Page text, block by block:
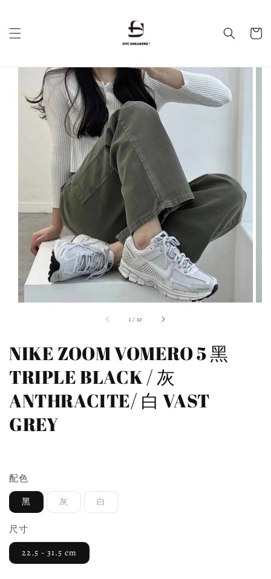
1 / 10
NIKE ZOOM VOMERO 5 黑
TRIPLE BLACK / 灰
ANTHRACITE/ 白 VAST
GREY
配色
黑 灰 白
尺寸
22.5 - 31.5 cm